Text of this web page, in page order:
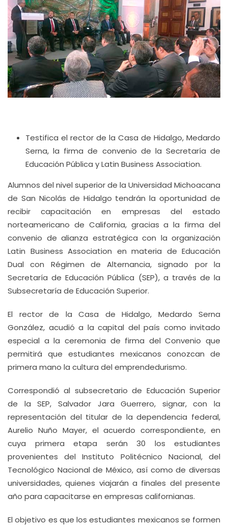
Testifica el rector de la Casa de Hidalgo, Medardo
Serna, la firma de convenio de la Secretaría de
Educación Pública y Latin Business Association.
Alumnos del nivel superior de la Universidad Michoacana
de San Nicolás de Hidalgo tendrán la oportunidad de
recibir capacitación en empresas del estado
norteamericano de California, gracias a la firma del
convenio de alianza estratégica con la organización
Latin Business Association en materia de Educación
Dual con Régimen de Alternancia, signado por la
Secretaría de Educación Pública (SEP), a través de la
Subsecretaría de Educación Superior.
El rector de la Casa de Hidalgo, Medardo Serna
González, acudió a la capital del país como invitado
especial a la ceremonia de firma del Convenio que
permitirá que estudiantes mexicanos conozcan de
primera mano la cultura del emprendedurismo.
Correspondió al subsecretario de Educación Superior
de la SEP, Salvador Jara Guerrero, signar, con la
representación del titular de la dependencia federal,
Aurelio Nuño Mayer, el acuerdo correspondiente, en
cuya primera etapa serán 30 los estudiantes
provenientes del Instituto Politécnico Nacional, del
Tecnológico Nacional de México, así como de diversas
universidades, quienes viajarán a finales del presente
año para capacitarse en empresas californianas.
El objetivo es que los estudiantes mexicanos se formen